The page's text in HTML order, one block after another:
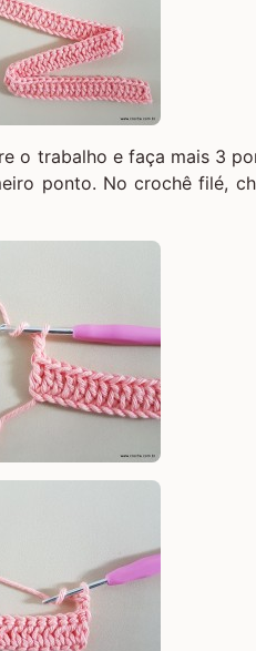
o trabalho e faça mais 3
ponto. No crochê filé,